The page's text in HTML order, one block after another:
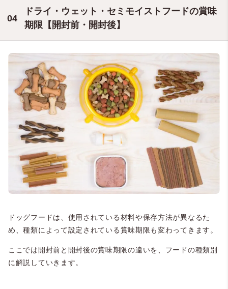
ドライ・ウェット・セミモイストフードの賞味
期限【開封前・開封後】
ドッグフードは、使用されている材料や保存方法が異なるた
め、種類によって設定されている賞味期限も変わってきます。
ここでは開封前と開封後の賞味期限の違いを、フードの種類別
に解説していきます。